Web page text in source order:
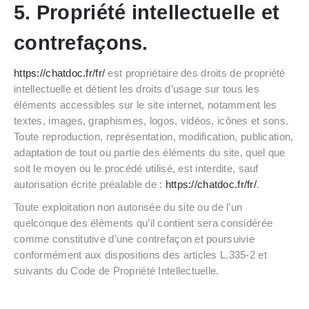
5. Propriété intellectuelle et
contrefaçons.
https://chatdoc.fr/fr/ est propriétaire des droits de propriété
intellectuelle et détient les droits d’usage sur tous les
éléments accessibles sur le site internet, notamment les
textes, images, graphismes, logos, vidéos, icônes et sons.
Toute reproduction, représentation, modification, publication,
adaptation de tout ou partie des éléments du site, quel que
soit le moyen ou le procédé utilisé, est interdite, sauf
autorisation écrite préalable de : https://chatdoc.fr/fr/.
Toute exploitation non autorisée du site ou de l’un
quelconque des éléments qu’il contient sera considérée
comme constitutive d’une contrefaçon et poursuivie
conformément aux dispositions des articles L.335-2 et
suivants du Code de Propriété Intellectuelle.